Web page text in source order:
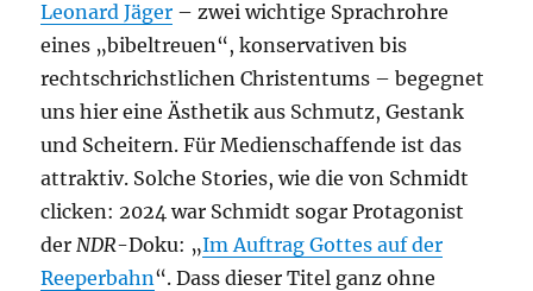
Leonard Jäger – zwei wichtige Sprachrohre
eines „bibeltreuen“, konservativen bis
rechtschrichstlichen Christentums – begegnet
uns hier eine Ästhetik aus Schmutz, Gestank
und Scheitern. Für Medienschaffende ist das
attraktiv. Solche Stories, wie die von Schmidt
clicken: 2024 war Schmidt sogar Protagonist
der NDR-Doku: „Im Auftrag Gottes auf der
Reeperbahn“. Dass dieser Titel ganz ohne